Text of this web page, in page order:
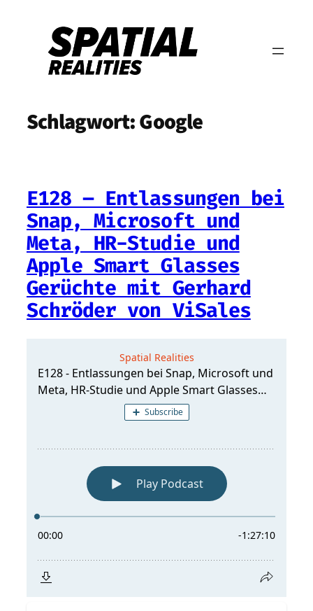
springen
Schlagwort:Google
E128 – Entlassungen bei
Snap, Microsoft und
Meta, HR-Studie und
Apple Smart Glasses
Gerüchte mit Gerhard
Schröder von ViSales